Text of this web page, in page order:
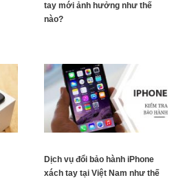
tay mới ảnh hưởng như thế
nào?
Dịch vụ đổi bảo hành iPhone
xách tay tại Việt Nam như thế